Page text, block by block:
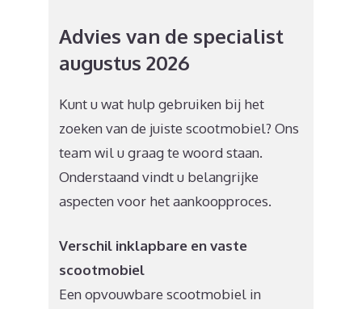
Advies van de specialist
augustus 2026
Kunt u wat hulp gebruiken bij het
zoeken van de juiste scootmobiel? Ons
team wil u graag te woord staan.
Onderstaand vindt u belangrijke
aspecten voor het aankoopproces.
Verschil inklapbare en vaste
scootmobiel
Een opvouwbare scootmobiel in